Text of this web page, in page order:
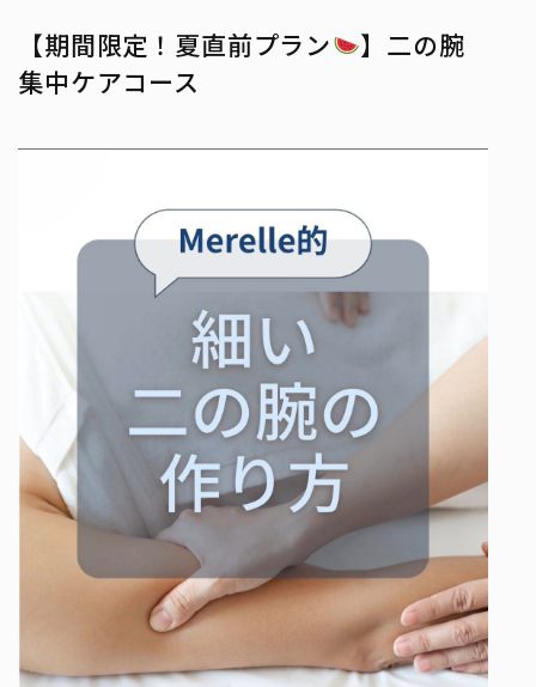
【期間限定！夏直前プラン
】二の腕
集中ケアコース